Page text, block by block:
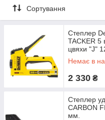
Сортування
Степлер
TACKER 5
цвяхи "J"
Немає в
2 330 ₴
Степлер
CARBON
мм.